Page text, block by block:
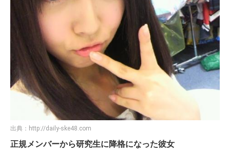
出典： http://daily-ske48.com
正規メンバーから研究生に降格になった彼女